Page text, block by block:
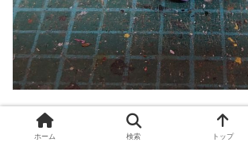
ここは特に何も弄らずスト
ホーム 検索 トップ